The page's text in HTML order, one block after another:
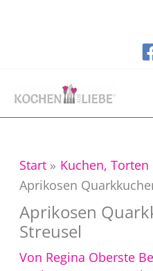
Start
Kuchen, Torten
Aprikosen
Aprikosen
Streusel
Von Regina Oberste